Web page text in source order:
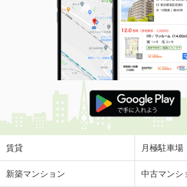
賃貸 月極駐車場
新築マンション 中古マンシ